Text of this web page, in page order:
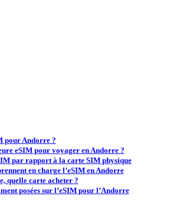
pour Andorre ?
eSIM pour voyager en Andorre ?
par rapport à la carte SIM physique
en charge l’eSIM en Andorre
quelle carte acheter ?
posées sur l’eSIM pour l’Andorre